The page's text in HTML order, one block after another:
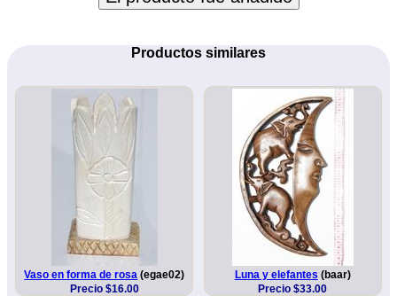
Productos similares
Vaso en forma de rosa (egae02)
Precio $16.00
Luna y elefantes (baar)
Precio $33.00